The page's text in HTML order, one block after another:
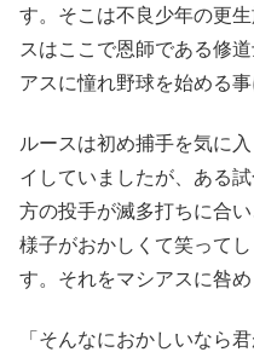
す。そこは不良少年の更
スはここで恩師である修
アスに憧れ野球を始める事
ルースは初め捕手を気に
イしていましたが、ある
方の投手が滅多打ちに合
様子がおかしくて笑ってし
す。それをマシアスに咎
「そんなにおかしいなら